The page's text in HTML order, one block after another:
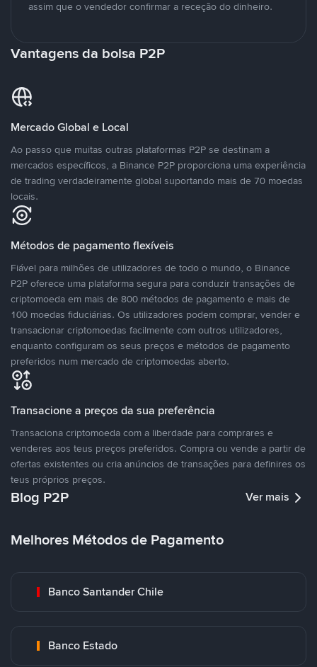
assim que o vendedor confirmar a receção do dinheiro.
Vantagens da bolsa P2P
Mercado Global e Local
Ao passo que muitas outras plataformas P2P se destinam a
mercados específicos, a Binance P2P proporciona uma experiência
de trading verdadeiramente global suportando mais de 70 moedas
locais.
Métodos de pagamento flexíveis
Fiável para milhões de utilizadores de todo o mundo, o Binance
P2P oferece uma plataforma segura para conduzir transações de
criptomoeda em mais de 800 métodos de pagamento e mais de
100 moedas fiduciárias. Os utilizadores podem comprar, vender e
transacionar criptomoedas facilmente com outros utilizadores,
enquanto configuram os seus preços e métodos de pagamento
preferidos num mercado de criptomoedas aberto.
Transacione a preços da sua preferência
Transaciona criptomoeda com a liberdade para comprares e
venderes aos teus preços preferidos. Compra ou vende a partir de
ofertas existentes ou cria anúncios de transações para definires os
teus próprios preços.
Blog P2P Ver mais
Melhores Métodos de Pagamento
Banco Santander Chile
Banco Estado